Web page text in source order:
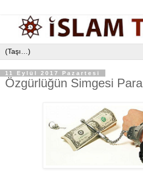
11 Eylül 2017 Pazartesi
Özgürlüğün Simgesi Para